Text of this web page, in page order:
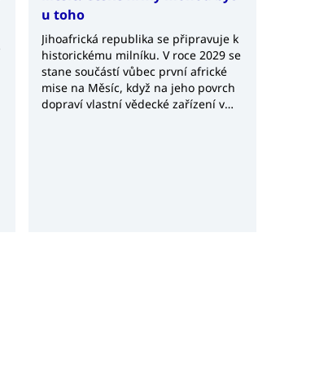
u toho
Jihoafrická republika se připravuje k
historickému milníku. V roce 2029 se
stane součástí vůbec první africké
mise na Měsíc, když na jeho povrch
dopraví vlastní vědecké zařízení v